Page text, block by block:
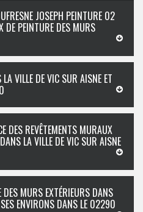
JOSEPH PEINTURE 02
DE PEINTURE DES MURS
VILLE DE VIC SUR AISNE ET
DES REVÊTEMENTS MURAUX
LA VILLE DE VIC SUR AISNE
DES MURS EXTÉRIEURS DANS
ENVIRONS DANS LE 02290